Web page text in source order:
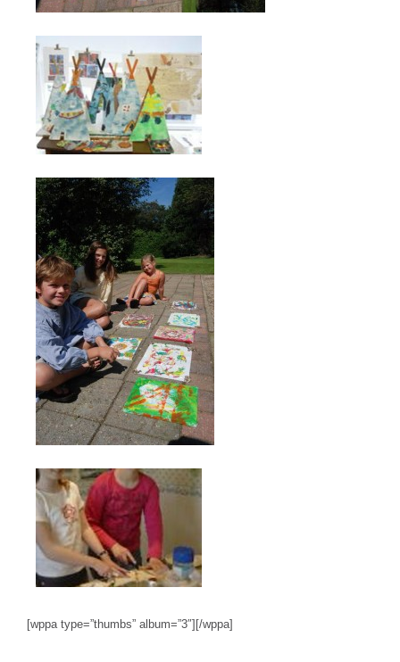
[wppa type=”thumbs” album=”3″][/wppa]